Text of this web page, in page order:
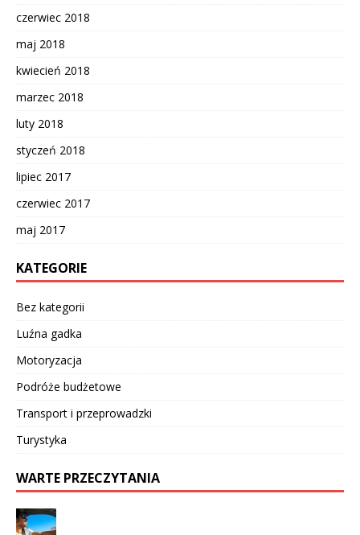
czerwiec 2018
maj 2018
kwiecień 2018
marzec 2018
luty 2018
styczeń 2018
lipiec 2017
czerwiec 2017
maj 2017
KATEGORIE
Bez kategorii
Luźna gadka
Motoryzacja
Podróże budżetowe
Transport i przeprowadzki
Turystyka
WARTE PRZECZYTANIA